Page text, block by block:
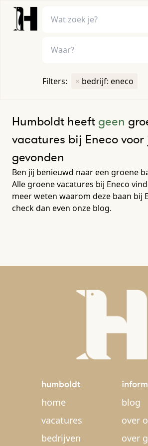
Filters: × bedrijf: eneco
Humboldt heeft geen
vacatures bij Eneco voor
gevonden
Ben jij benieuwd naar een groene
Alle groene vacatures bij Eneco
meer weten waarom deze baan bij
check dan even onze blog.
humboldt
home
vacatures
bedrijven
blog
over
over